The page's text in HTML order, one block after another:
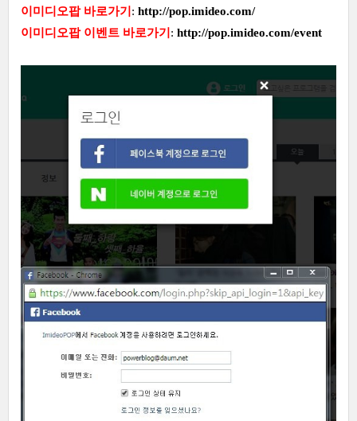
이미디오팝 바로가기 : http://pop.imideo.com/
이미디오팝 이벤트 바로가기 : http://pop.imideo.com/event